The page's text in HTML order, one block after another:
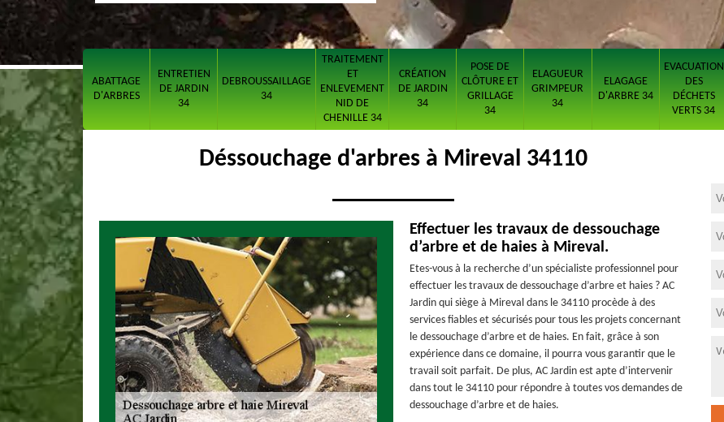
ABATTAGE
D'ARBRES
ENTRETIEN
DE JARDIN
34
DEBROUSSAILLAGE
34
TRAITEMENT
ET
ENLEVEMENT
NID DE
CHENILLE 34
CRÉATION
DE JARDIN
34
POSE DE
CLÔTURE ET
GRILLAGE
34
ELAGUEUR
GRIMPEUR
34
ELAGAGE
D'ARBRE 34
EVACUATION
DES
DÉCHETS
VERTS 34
Déssouchage d'arbres à Mireval 34110
Effectuer les travaux de dessouchage
d’arbre et de haies à Mireval.
Etes-vous à la recherche d’un spécialiste professionnel pour
effectuer les travaux de dessouchage d’arbre et haies ? AC
Jardin qui siège à Mireval dans le 34110 procède à des
services fiables et sécurisés pour tous les projets concernant
le dessouchage d’arbre et de haies. En fait, grâce à son
expérience dans ce domaine, il pourra vous garantir que le
travail soit parfait. De plus, AC Jardin est apte d’intervenir
dans tout le 34110 pour répondre à toutes vos demandes de
dessouchage d’arbre et de haies.